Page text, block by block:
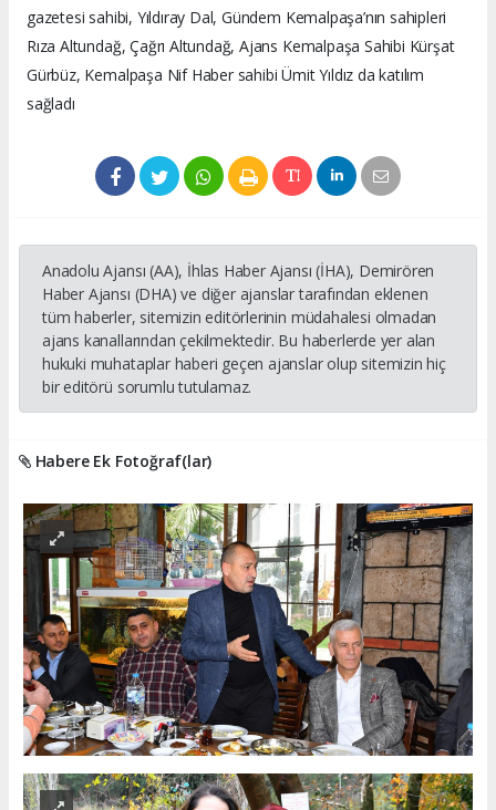
gazetesi sahibi, Yıldıray Dal, Gündem Kemalpaşa’nın sahipleri
Rıza Altundağ, Çağrı Altundağ, Ajans Kemalpaşa Sahibi Kürşat
Gürbüz, Kemalpaşa Nif Haber sahibi Ümit Yıldız da katılım
sağladı
Anadolu Ajansı (AA), İhlas Haber Ajansı (İHA), Demirören
Haber Ajansı (DHA) ve diğer ajanslar tarafından eklenen
tüm haberler, sitemizin editörlerinin müdahalesi olmadan
ajans kanallarından çekilmektedir. Bu haberlerde yer alan
hukuki muhataplar haberi geçen ajanslar olup sitemizin hiç
bir editörü sorumlu tutulamaz.
Habere Ek Fotoğraf(lar)